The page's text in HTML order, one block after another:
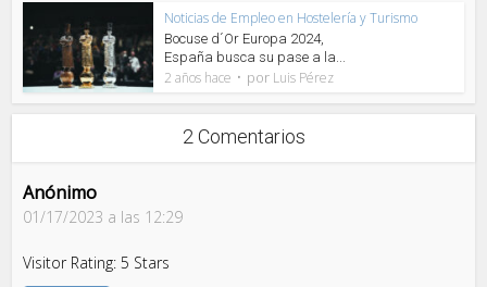
Noticias de Empleo en Hostelería y Turismo
Bocuse d´Or Europa 2024,
España busca su pase a la...
2 años hace por Luis Pérez
2 Comentarios
Anónimo
01/17/2023 a las 12:29
Visitor Rating: 5 Stars